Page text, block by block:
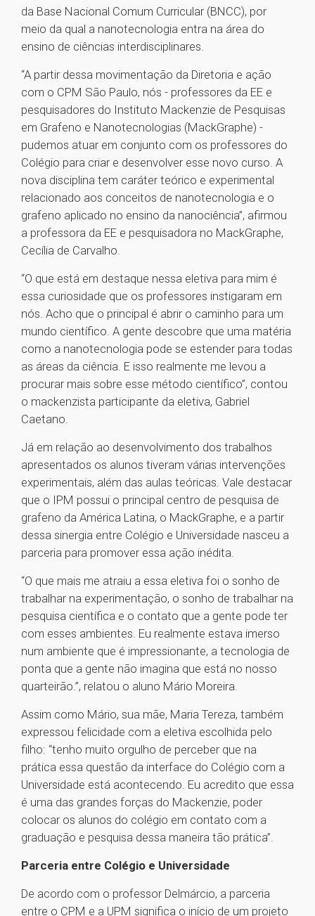
da Base Nacional Comum Curricular (BNCC), por
meio da qual a nanotecnologia entra na área do
ensino de ciências interdisciplinares.
“A partir dessa movimentação da Diretoria e ação
com o CPM São Paulo, nós - professores da EE e
pesquisadores do Instituto Mackenzie de Pesquisas
em Grafeno e Nanotecnologias (MackGraphe) -
pudemos atuar em conjunto com os professores do
Colégio para criar e desenvolver esse novo curso. A
nova disciplina tem caráter teórico e experimental
relacionado aos conceitos de nanotecnologia e o
grafeno aplicado no ensino da nanociência”, afirmou
a professora da EE e pesquisadora no MackGraphe,
Cecília de Carvalho.
“O que está em destaque nessa eletiva para mim é
essa curiosidade que os professores instigaram em
nós. Acho que o principal é abrir o caminho para um
mundo científico. A gente descobre que uma matéria
como a nanotecnologia pode se estender para todas
as áreas da ciência. E isso realmente me levou a
procurar mais sobre esse método científico”, contou
o mackenzista participante da eletiva, Gabriel
Caetano.
Já em relação ao desenvolvimento dos trabalhos
apresentados os alunos tiveram várias intervenções
experimentais, além das aulas teóricas. Vale destacar
que o IPM possui o principal centro de pesquisa de
grafeno da América Latina, o MackGraphe, e a partir
dessa sinergia entre Colégio e Universidade nasceu a
parceria para promover essa ação inédita.
“O que mais me atraiu a essa eletiva foi o sonho de
trabalhar na experimentação, o sonho de trabalhar na
pesquisa científica e o contato que a gente pode ter
com esses ambientes. Eu realmente estava imerso
num ambiente que é impressionante, a tecnologia de
ponta que a gente não imagina que está no nosso
quarteirão.”, relatou o aluno Mário Moreira.
Assim como Mário, sua mãe, Maria Tereza, também
expressou felicidade com a eletiva escolhida pelo
filho: “tenho muito orgulho de perceber que na
prática essa questão da interface do Colégio com a
Universidade está acontecendo. Eu acredito que essa
é uma das grandes forças do Mackenzie, poder
colocar os alunos do colégio em contato com a
graduação e pesquisa dessa maneira tão prática”.
Parceria entre Colégio e Universidade
De acordo com o professor Delmárcio, a parceria
entre o CPM e a UPM significa o início de um projeto